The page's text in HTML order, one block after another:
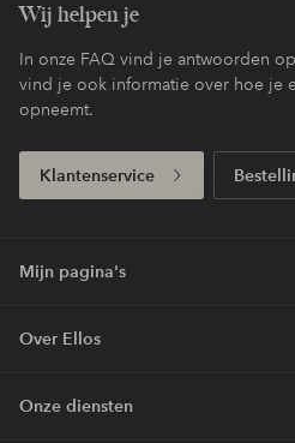
Wij helpen je
In onze FAQ vind je antwoorden
vind je ook informatie over hoe je
opneemt.
Klantenservice
Mijn pagina's
Over Ellos
Onze diensten